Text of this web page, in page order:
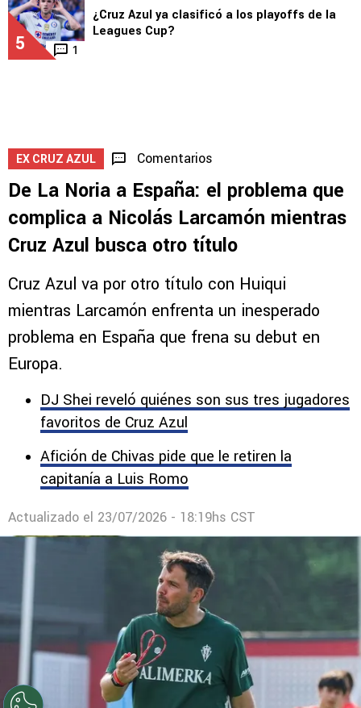
5 1
¿Cruz Azul ya clasificó a los playoffs de la
Leagues Cup?
EX CRUZ AZUL Comentarios
De La Noria a España: el problema que
complica a Nicolás Larcamón mientras
Cruz Azul busca otro título
Cruz Azul va por otro título con Huiqui
mientras Larcamón enfrenta un inesperado
problema en España que frena su debut en
Europa.
DJ Shei reveló quiénes son sus tres jugadores
favoritos de Cruz Azul
Afición de Chivas pide que le retiren la
capitanía a Luis Romo
Actualizado el 23/07/2026 - 18:19hs CST